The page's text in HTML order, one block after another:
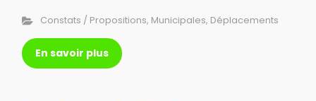
Constats / Propositions, Municipales, Déplacements
En savoir plus